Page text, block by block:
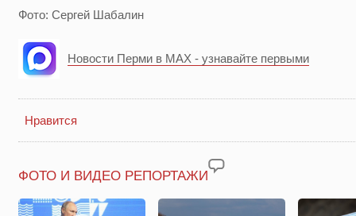
Фото: Сергей Шабалин
Новости Перми в MAX - узнавайте первыми
Нравится
ФОТО И ВИДЕО РЕПОРТАЖИ